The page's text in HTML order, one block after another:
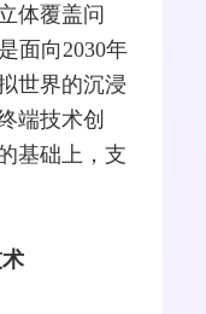
体覆盖问
面向2030年
世界的沉浸
端技术创
基础上，支